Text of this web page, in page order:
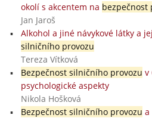
okolí s akcentem na bezpečnost
Jan Jaroš
Alkohol a jiné návykové látky a
silničního provozu
Tereza Vítková
Bezpečnost silničního provozu v
psychologické aspekty
Nikola Hošková
Bezpečnost silničního provozu a